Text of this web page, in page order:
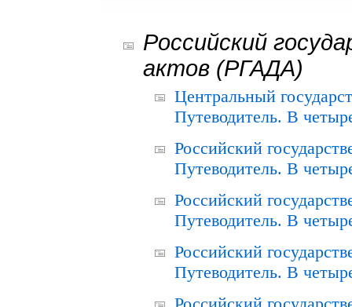
Российский
актов (РГАДА)
Центральный
Путеводитель. В
Российский
Путеводитель. В
Российский
Путеводитель. В
Российский
Путеводитель. В